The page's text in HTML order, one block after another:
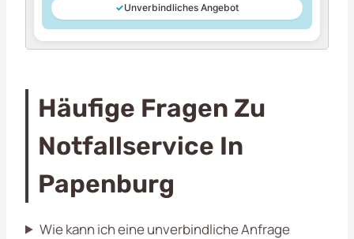
✓Unverbindliches Angebot
Häufige Fragen Zu
Notfallservice In
Papenburg
Wie kann ich eine unverbindliche Anfrage